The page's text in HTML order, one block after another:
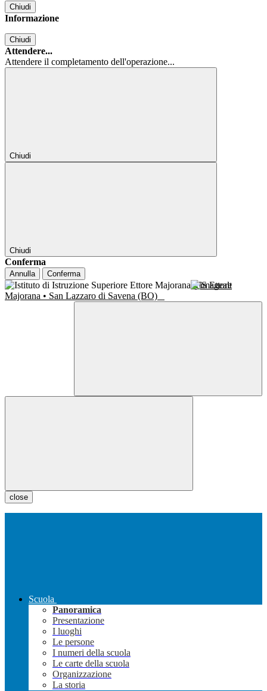
Chiudi
Informazione
Chiudi
Attendere...
Attendere il completamento dell'operazione...
Chiudi
Chiudi
Conferma
Annulla Conferma
IIS Ettore
Majorana • San Lazzaro di Savena (BO)
close
Scuola
Panoramica
Presentazione
I luoghi
Le persone
I numeri della scuola
Le carte della scuola
Organizzazione
La storia